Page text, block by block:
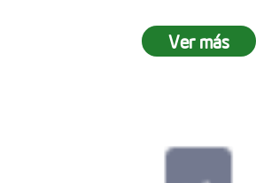
Ver más